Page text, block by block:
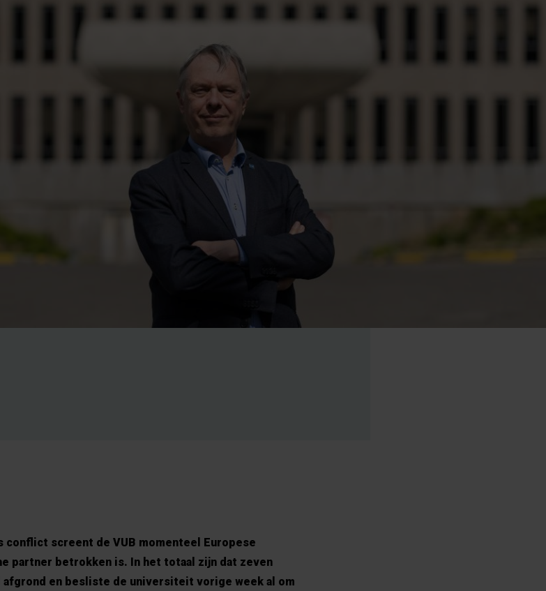
conflict screent de VUB momenteel Europese
partner betrokken is. In het totaal zijn dat zeven
en besliste de universiteit vorige week al om